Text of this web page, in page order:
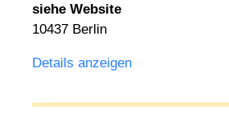
siehe Website
10437 Berlin
Details anzeigen